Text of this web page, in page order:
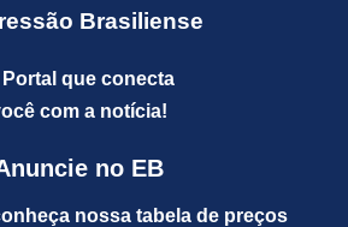
Brasiliense
Portal que conecta
com a notícia!
no EB
nossa tabela de preços